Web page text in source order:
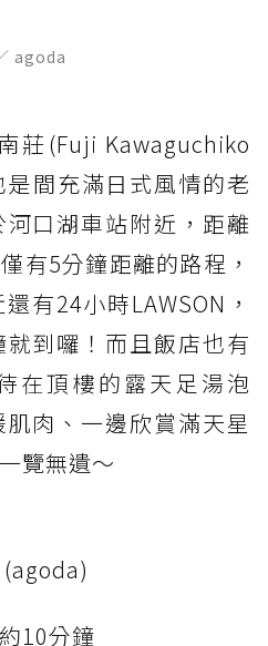
agoda
莊(Fuji Kawaguchiko
間充滿日式風情的老
口湖車站附近，距離
有5分鐘距離的路程，
有24小時LAWSON，
到囉！而且飯店也有
在頂樓的露天足湯泡
肉、一邊欣賞滿天星
覽無遺～
10分鐘